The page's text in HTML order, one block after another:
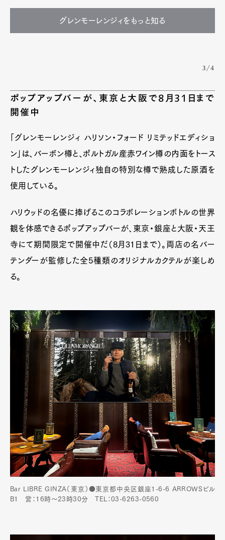
グレンモーレンジィをもっと知る
3/4
ポップアップバーが、東京と大阪で8月31日まで
開催中
「グレンモーレンジィ ハリソン・フォード リミテッドエディショ
ン」は、バーボン樽と、ポルトガル産赤ワイン樽の内面をトース
トしたグレンモーレンジィ独自の特別な樽で熟成した原酒を
使用している。
ハリウッドの名優に捧げるこのコラボレーションボトルの世界
観を体感できるポップアップバーが、東京・銀座と大阪・天王
寺にて期間限定で開催中だ（8月31日まで）。両店の名バー
テンダーが監修した全5種類のオリジナルカクテルが楽しめ
る。
Bar LIBRE GINZA（東京）●東京都中央区銀座1-6-6 ARROWSビル
B1 営：16時～23時30分 TEL：03-6263-0560